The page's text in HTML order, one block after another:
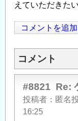
えていただきた
コメントを追加
コメント
#8821 Re:
投稿者 匿名
16:25